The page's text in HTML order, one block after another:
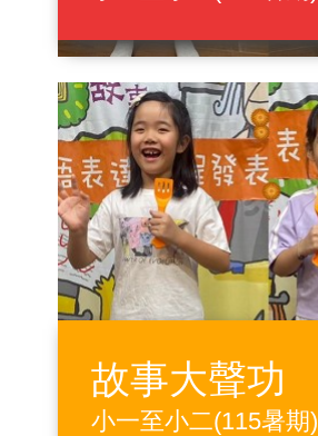
故事大聲功
小一至小二(115暑期)